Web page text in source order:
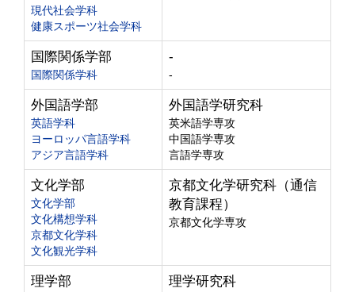
現代社会学科
健康スポーツ社会学科
国際関係学部
国際関係学科
-
-
外国語学部
英語学科
ヨーロッパ言語学科
アジア言語学科
外国語学研究科
英米語学専攻
中国語学専攻
言語学専攻
文化学部
文化学部
文化構想学科
京都文化学科
文化観光学科
京都文化学研究科（通信
教育課程）
京都文化学専攻
理学部 理学研究科